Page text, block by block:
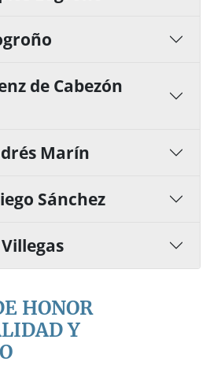
de Cabezón
Marín
Sánchez
HONOR
Y